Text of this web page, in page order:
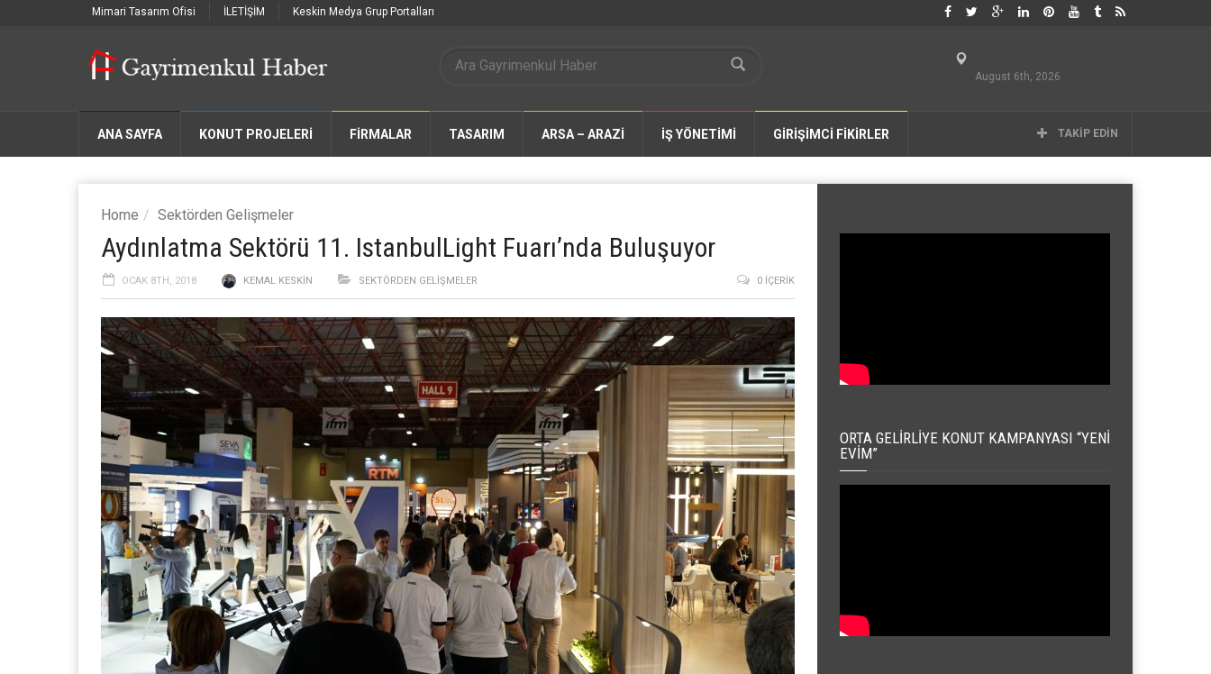
Mimari Tasarım Ofisi İLETİŞİM Keskin Medya Grup Portalları
August 6th, 2026
ANA SAYFA KONUT PROJELERİ FIRMALAR TASARIM ARSA – ARAZİ İŞ YÖNETİMİ GİRİŞİMCİ FİKİRLER TAKIP EDIN
Home Sektörden Gelişmeler
Aydınlatma Sektörü 11. IstanbulLight Fuarı’nda Buluşuyor
OCAK 8TH, 2018 KEMAL KESKIN SEKTÖRDEN GELIŞMELER 0 İÇERIK
ORTA GELIRLIYE KONUT KAMPANYASI “YENI
EVIM”